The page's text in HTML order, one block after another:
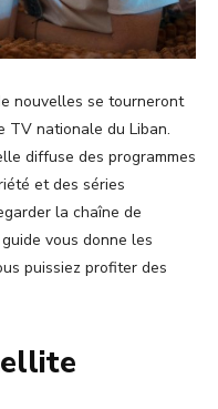
nouvelles se tourneront
TV nationale du Liban.
diffuse des programmes
et des séries
la chaîne de
vous donne les
puissiez profiter des